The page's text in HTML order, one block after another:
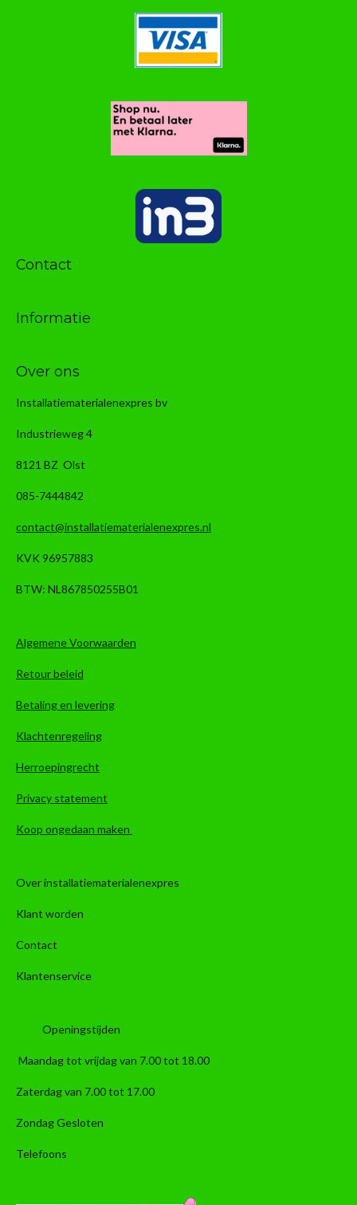
Contact
Informatie
Over ons
Installatiematerialenexpres bv
Industrieweg 4
8121 BZ Olst
085-7444842
contact@installatiematerialenexpres.nl
KVK 96957883
BTW: NL867850255B01
Algemene Voorwaarden
Retour beleid
Betaling en levering
Klachtenregeling
Herroepingrecht
Privacy statement
Koop ongedaan maken
Over installatiematerialenexpres
Klant worden
Contact
Klantenservice
Openingstijden
Maandag tot vrijdag van 7.00 tot 18.00
Zaterdag van 7.00 tot 17.00
Zondag Gesloten
Telefoons